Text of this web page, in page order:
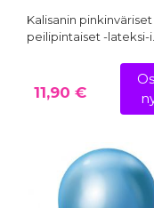
Kalisanin pinkinväriset
peilipintaiset -lateksi-i…
11,90 €